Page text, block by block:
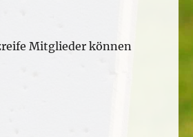
Mitglieder können